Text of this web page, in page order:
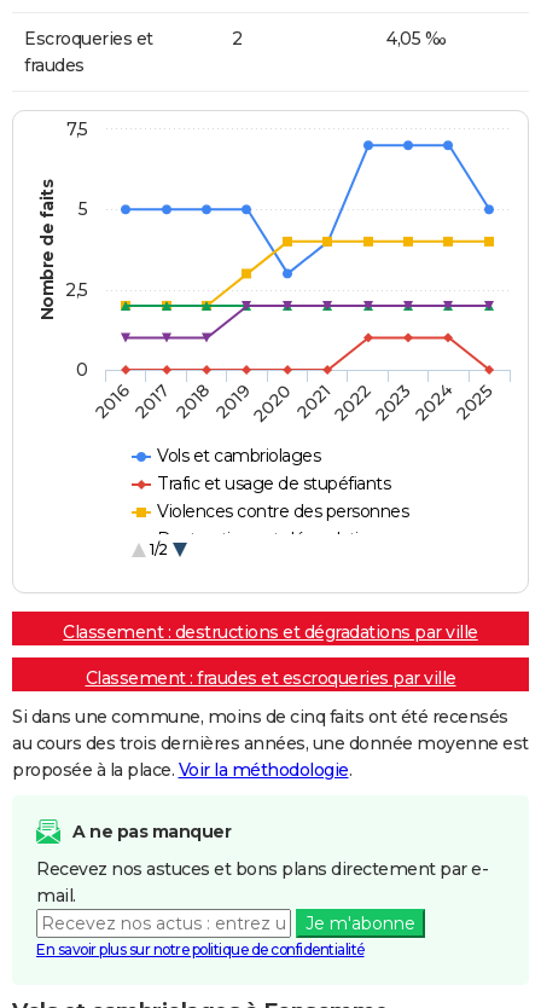
Escroqueries et
fraudes
2 4,05 ‰
Nombre de faits
Vols et cambriolages
Trafic et usage de stupéfiants
Violences contre des personnes
Destructions et dégradations
1/2
20162017 20182019202020212022202320242025
0
2,5
5
7,5
Classement : destructions et dégradations par ville
Classement : fraudes et escroqueries par ville
Si dans une commune, moins de cinq faits ont été recensés
au cours des trois dernières années, une donnée moyenne est
proposée à la place. Voir la méthodologie.
A ne pas manquer
Recevez nos astuces et bons plans directement par e-
mail.
Je m'abonne
En savoir plus sur notre politique de confidentialité